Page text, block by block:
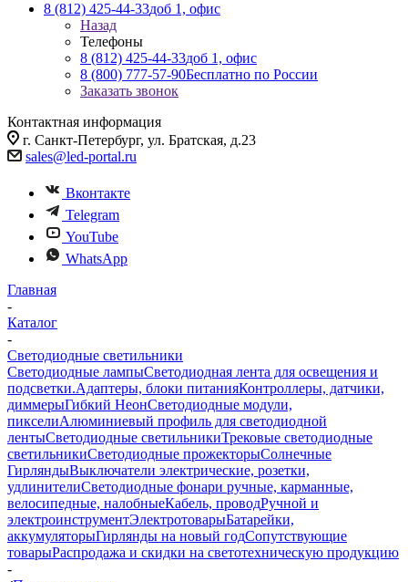
8 (812) 425-44-33доб 1, офис
Назад
Телефоны
8 (812) 425-44-33доб 1, офис
8 (800) 777-57-90Бесплатно по России
Заказать звонок
Контактная информация
г. Санкт-Петербург, ул. Братская, д.23
sales@led-portal.ru
Вконтакте
Telegram
YouTube
WhatsApp
Главная
-
Каталог
-
Светодиодные светильники
Светодиодные лампыСветодиодная лента для освещения и
подсветки.Адаптеры, блоки питанияКонтроллеры, датчики,
диммерыГибкий НеонСветодиодные модули,
пикселиАлюминиевый профиль для светодиодной
лентыСветодиодные светильникиТрековые светодиодные
светильникиСветодиодные прожекторыСолнечные
ГирляндыВыключатели электрические, розетки,
удлинителиСветодиодные фонари ручные, карманные,
велосипедные, налобныеКабель, проводРучной и
электроинструментЭлектротоварыБатарейки,
аккумуляторыГирлянды на новый годСопутствующие
товарыРаспродажа и скидки на светотехническую продукцию
-